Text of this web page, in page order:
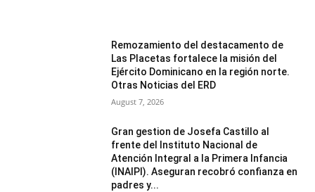
Remozamiento del destacamento de
Las Placetas fortalece la misión del
Ejército Dominicano en la región norte.
Otras Noticias del ERD
August 7, 2026
Gran gestion de Josefa Castillo al
frente del Instituto Nacional de
Atención Integral a la Primera Infancia
(INAIPI). Aseguran recobró confianza en
padres y...